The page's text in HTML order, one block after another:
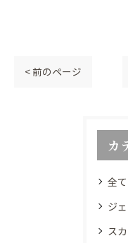
< 前のページ
カ
全
ジ
ス